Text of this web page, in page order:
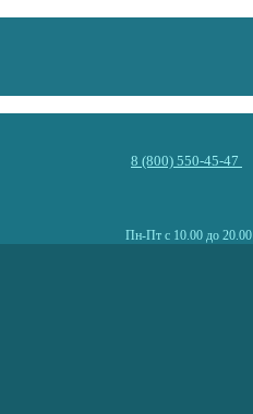
8 (800) 550-45-47
Пн-Пт с 10.00 до 20.00